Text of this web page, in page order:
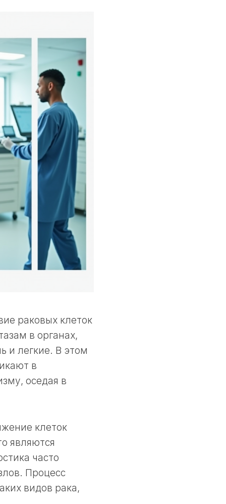
раковых клеток
в органах,
и легкие. В этом
в
оседая в
клеток
являются
часто
Процесс
видов рака,